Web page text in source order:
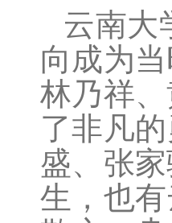
云南大
向成为
林乃祥
了非凡
盛、张
生，也